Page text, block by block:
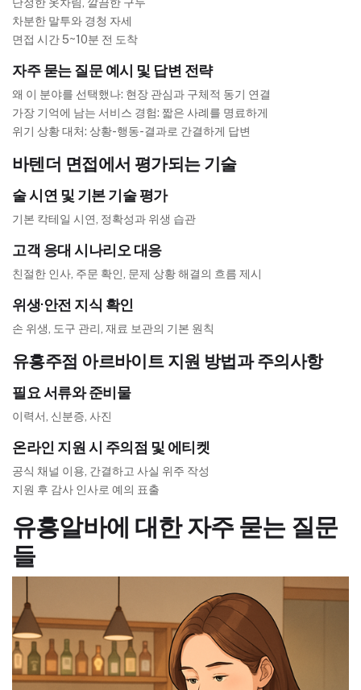
단정한 옷차림, 깔끔한 구두
차분한 말투와 경청 자세
면접 시간 5~10분 전 도착
자주 묻는 질문 예시 및 답변 전략
왜 이 분야를 선택했나: 현장 관심과 구체적 동기 연결
가장 기억에 남는 서비스 경험: 짧은 사례를 명료하게
위기 상황 대처: 상황-행동-결과로 간결하게 답변
바텐더 면접에서 평가되는 기술
술 시연 및 기본 기술 평가
기본 칵테일 시연, 정확성과 위생 습관
고객 응대 시나리오 대응
친절한 인사, 주문 확인, 문제 상황 해결의 흐름 제시
위생·안전 지식 확인
손 위생, 도구 관리, 재료 보관의 기본 원칙
유흥주점 아르바이트 지원 방법과 주의사항
필요 서류와 준비물
이력서, 신분증, 사진
온라인 지원 시 주의점 및 에티켓
공식 채널 이용, 간결하고 사실 위주 작성
지원 후 감사 인사로 예의 표출
유흥알바에 대한 자주 묻는 질문
들